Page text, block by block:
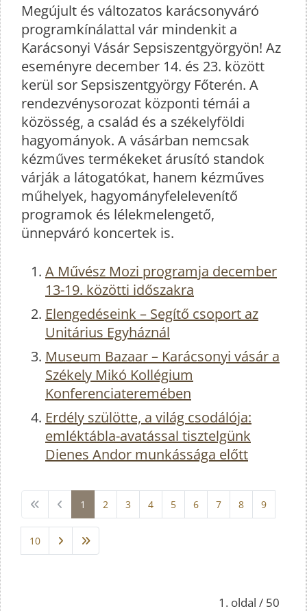
Megújult és változatos karácsonyváró
programkínálattal vár mindenkit a
Karácsonyi Vásár Sepsiszentgyörgyön! Az
eseményre december 14. és 23. között
kerül sor Sepsiszentgyörgy Főterén. A
rendezvénysorozat központi témái a
közösség, a család és a székelyföldi
hagyományok. A vásárban nemcsak
kézműves termékeket árusító standok
várják a látogatókat, hanem kézműves
műhelyek, hagyományfelelevenítő
programok és lélekmelengető,
ünnepváró koncertek is.
A Művész Mozi programja december
13-19. közötti időszakra
Elengedéseink – Segítő csoport az
Unitárius Egyháznál
Museum Bazaar – Karácsonyi vásár a
Székely Mikó Kollégium
Konferenciateremében
Erdély szülötte, a világ csodálója:
emléktábla-avatással tisztelgünk
Dienes Andor munkássága előtt
1. oldal / 50
1 2 3 4 5 6 7 8 9
10